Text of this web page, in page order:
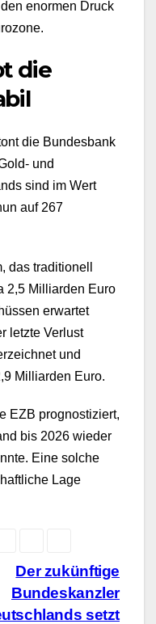
enormen Druck
die
die Bundesbank
und
sind im Wert
auf 267
das traditionell
2,5 Milliarden Euro
erwartet
letzte Verlust
und
Milliarden Euro.
EZB prognostiziert,
bis 2026 wieder
Eine solche
Lage
Der zukünftige
Bundeskanzler
setzt